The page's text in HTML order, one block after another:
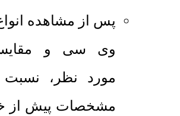
پس از مشاهده
وی سی و
مورد نظر، نسبت
مشخصات پیش از